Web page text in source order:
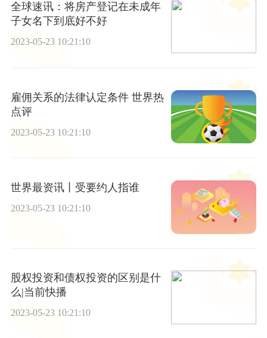
全球速讯：将房产登记在未成年
子女名下到底好不好
2023-05-23 10:21:10
雇佣关系的法律认定条件 世界热
点评
2023-05-23 10:21:10
世界最资讯丨受要约人指谁
2023-05-23 10:21:10
股权投资和债权投资的区别是什
么|当前快播
2023-05-23 10:21:10